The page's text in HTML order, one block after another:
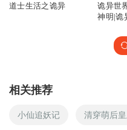
回复 2025-11-19
听友566820943
求更新
道士生活之诡异
诡异世
神明|诡
人有声
相关推荐
小仙追妖记 清穿萌后